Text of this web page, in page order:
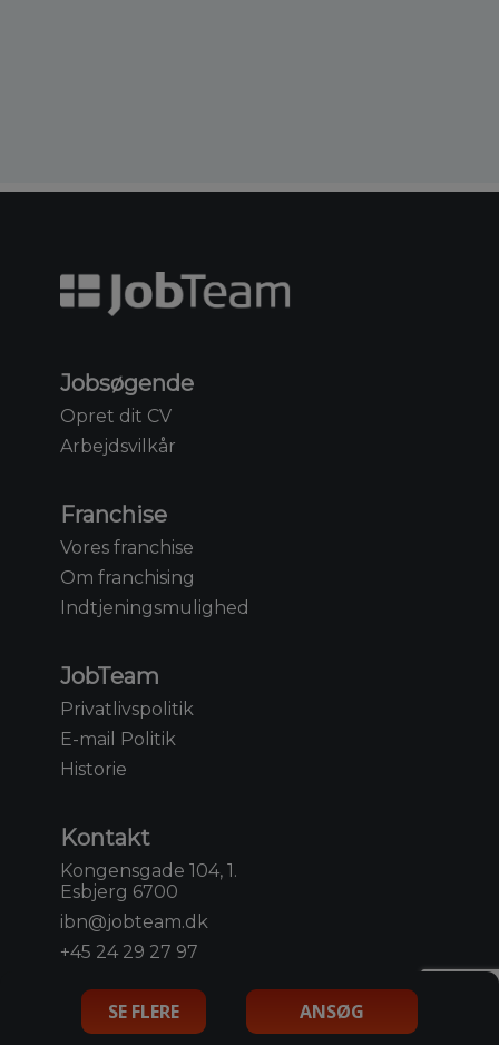
SE FLERE ANSØG
Jobsøgende
Opret dit CV
Arbejdsvilkår
Franchise
Vores franchise
Om franchising
Indtjeningsmulighed
JobTeam
Privatlivspolitik
E-mail Politik
Historie
Kontakt
Kongensgade 104, 1.
Esbjerg 6700
ibn@jobteam.dk
+45 24 29 27 97